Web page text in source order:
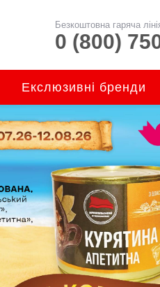
Безкоштовна гаряча
0 (800)
Екслюзивні бренди